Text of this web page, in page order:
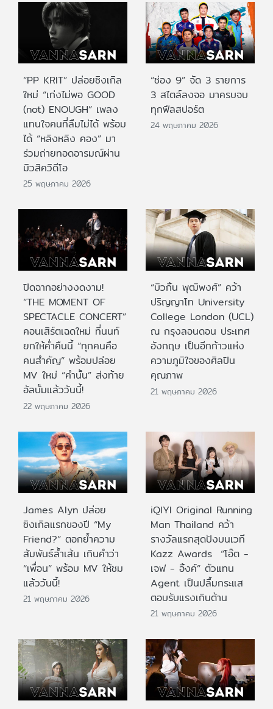
“PP KRIT” ปล่อยซิงเกิล
ใหม่ “เก่งไม่พอ GOOD
(not) ENOUGH” เพลง
แทนใจคนที่ลืมไม่ได้ พร้อม
ได้ “หลิงหลิง คอง” มา
ร่วมถ่ายทอดอารมณ์ผ่าน
มิวสิควิดีโอ
25 พฤษภาคม 2026
“ช่อง 9” จัด 3 รายการ
3 สไตล์ลงจอ มาครบจบ
ทุกฟีลสปอร์ต
24 พฤษภาคม 2026
ปิดฉากอย่างงดงาม!
“THE MOMENT OF
SPECTACLE CONCERT”
คอนเสิร์ตเฉดใหม่ ที่นนท์
ยกให้ค่ำคืนนี้ “ทุกคนคือ
คนสำคัญ” พร้อมปล่อย
MV ใหม่ “คำนั้น” ส่งท้าย
อัลบั้มแล้ววันนี้!
22 พฤษภาคม 2026
“บิวกิ้น พุฒิพงศ์” คว้า
ปริญญาโท University
College London (UCL)
ณ กรุงลอนดอน ประเทศ
อังกฤษ เป็นอีกก้าวแห่ง
ความภูมิใจของศิลปิน
คุณภาพ
21 พฤษภาคม 2026
James Alyn ปล่อย
ซิงเกิลแรกของปี “My
Friend?” ตอกย้ำความ
สัมพันธ์ล้ำเส้น เกินคำว่า
“เพื่อน” พร้อม MV ให้ชม
แล้ววันนี้!
21 พฤษภาคม 2026
iQIYI Original Running
Man Thailand คว้า
รางวัลแรกสุดปังบนเวที
Kazz Awards “โอ๊ต -
เจฟ - อิ้งค์” ตัวแทน
Agent เป็นปลื้มกระแส
ตอบรับแรงเกินต้าน
21 พฤษภาคม 2026